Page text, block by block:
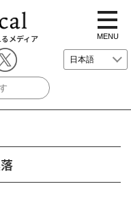
メディア
t
o
g
g
e
i
i
MENU